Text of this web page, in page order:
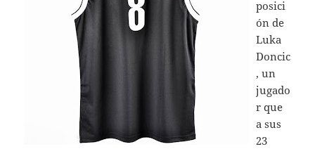
posici
ón de
Luka
Doncic
, un
jugado
r que
a sus
23